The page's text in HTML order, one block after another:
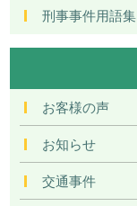
刑事事件用語集
お客様の声
お知らせ
交通事件